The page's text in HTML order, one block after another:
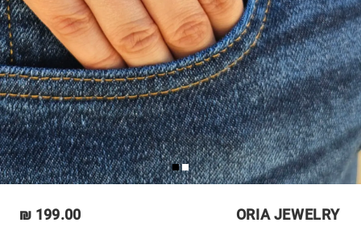
ORIA JEWELRY
199.00 ₪